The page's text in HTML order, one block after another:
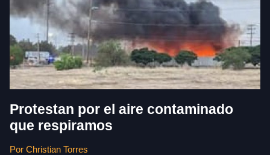
Protestan por el aire contaminado
que respiramos
Por Christian Torres